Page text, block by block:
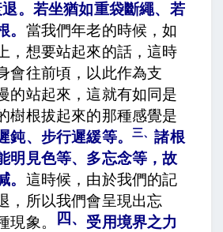
。若坐猶如重袋斷繩、若
。 當我們年老的時候，如
，想要站起來的話，這時
會往前頃，以此作為支
的站起來，這就有如同是
樹根拔起來的那種感覺是
鈍、步行遲緩等。三、諸根
明見色等、多忘念等，故
。 這時候，由於我們的記
，所以我們會呈現出忘
現象。
四、 受用境界之力